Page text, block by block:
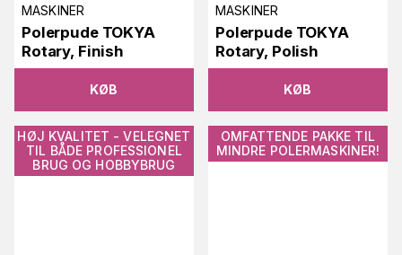
MASKINER
Polerpude TOKYA
Rotary, Finish
KØB
MASKINER
Polerpude TOKYA
Rotary, Polish
KØB
HØJ KVALITET - VELEGNET
TIL BÅDE PROFESSIONEL
BRUG OG HOBBYBRUG
OMFATTENDE PAKKE TIL
MINDRE POLERMASKINER!